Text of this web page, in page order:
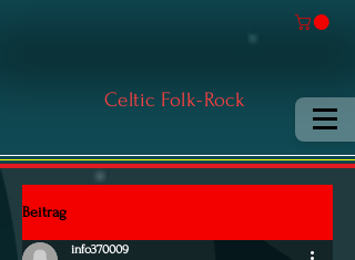
Celtic Folk-Rock
Beitrag
info370009